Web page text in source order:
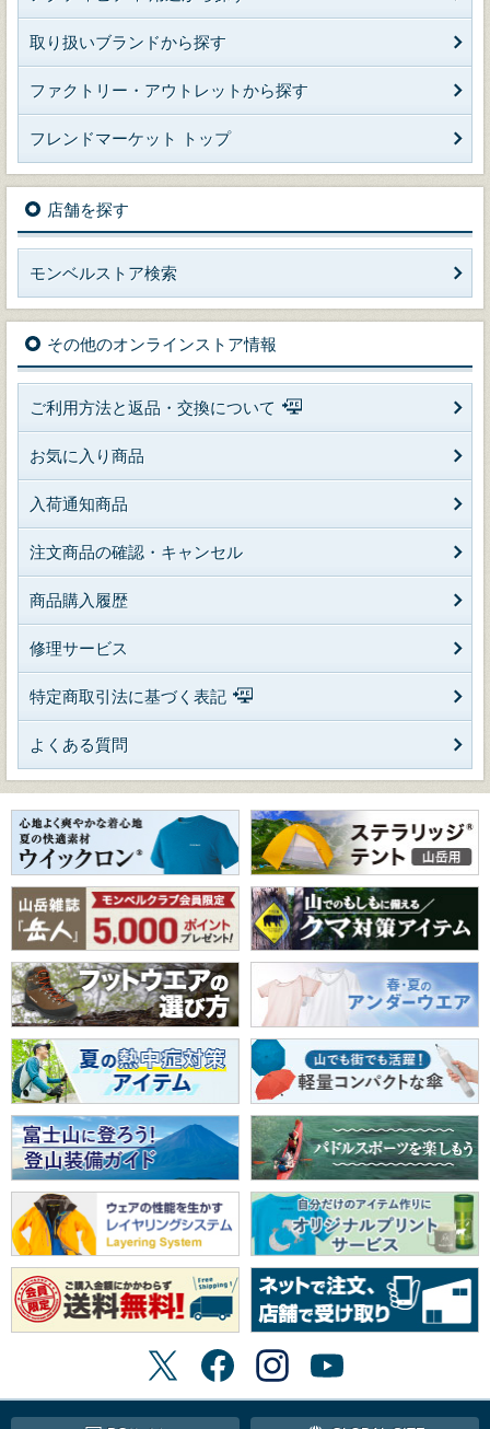
取り扱いブランドから探す
ファクトリー・アウトレットから探す
フレンドマーケット トップ
店舗を探す
モンベルストア検索
その他のオンラインストア情報
ご利用方法と返品・交換について
お気に入り商品
入荷通知商品
注文商品の確認・キャンセル
商品購入履歴
修理サービス
特定商取引法に基づく表記
よくある質問